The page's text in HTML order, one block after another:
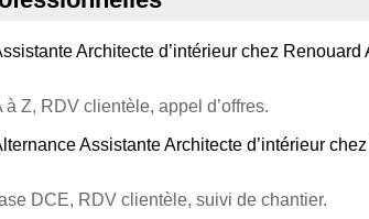
Architecte d’intérieur chez Renouard
à Z, RDV clientèle, appel d’offres.
Assistante Architecte d’intérieur
DCE, RDV clientèle, suivi de chantier.